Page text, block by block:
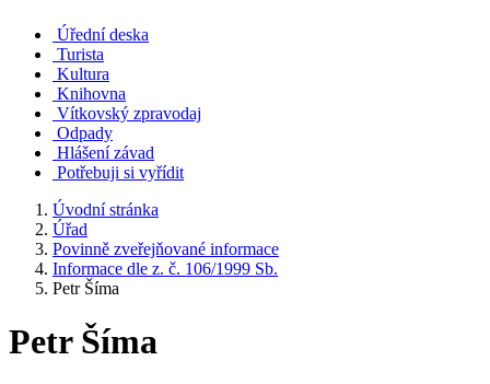
Úřední deska
Turista
Kultura
Knihovna
Vítkovský zpravodaj
Odpady
Hlášení závad
Potřebuji si vyřídit
Úvodní stránka
Úřad
Povinně zveřejňované informace
Informace dle z. č. 106/1999 Sb.
Petr Šíma
Petr Šíma